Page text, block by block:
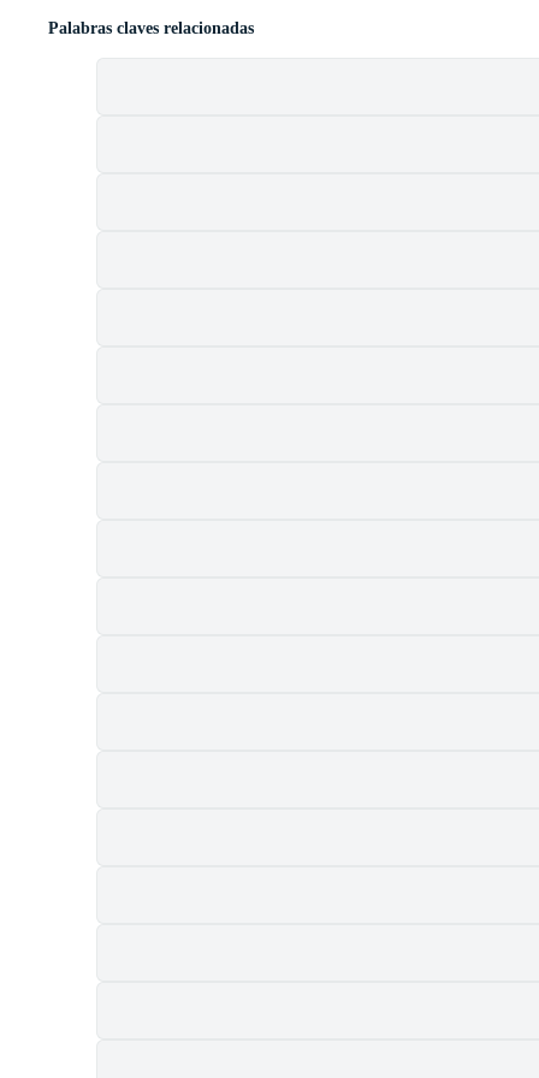
Palabras claves relacionadas